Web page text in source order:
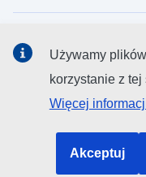
Instytucje i organy
Używamy
korzystanie z tej
Więcej
Akceptuj